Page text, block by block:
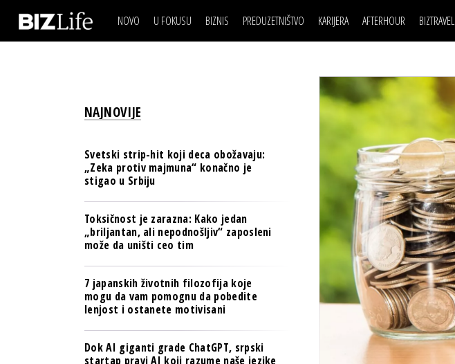
NOVO U FOKUSU BIZNIS
BANKE
TECH I AI
BIZNIS & SPORT
PULS REGIONA
NOVO NA RAFU
PREDUZETNIŠTVO KARIJERA
LJUDI (HR)
MOJ UGAO
KNOW-HOW
AFTERHOUR
KNJIGE
WELLBEING
BIZTRAVEL
IZJAVA DANABIZNIS SCENA
BREND I KOMUNIKACIJE
OSIGURANJE
TECH I AI
PULS REGIONA
POSAO
MOJ UGAO
USAVRŠAVANJE
KNOW-HOW
FILM I SCENA
AUTO SVET
STIL
NAJNOVIJE
Svetski strip-hit koji deca obožavaju:
„Zeka protiv majmuna“ konačno je
stigao u Srbiju
Toksičnost je zarazna: Kako jedan
„briljantan, ali nepodnošljiv“ zaposleni
može da uništi ceo tim
7 japanskih životnih filozofija koje
mogu da vam pomognu da pobedite
lenjost i ostanete motivisani
Dok AI giganti grade ChatGPT, srpski
startap pravi AI koji razume naše jezike